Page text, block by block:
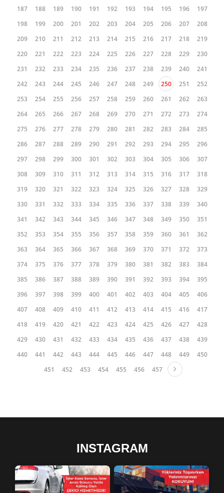
187
188 189 190 191 192 193 194 195 196
197
198
199 200 201 202 203 204 205 206 207
208
209
210 211 212 213 214 215 216 217 218
219
220
221 222 223 224 225 226 227 228 229
230
231
232 233 234 235 236 237 238 239 240
241
242
243 244 245 246 247 248 249 250 251
252
253
254 255 256 257 258 259 260 261 262
263
264
265 266 267 268 269 270 271 272 273
274
275
276 277 278 279 280 281 282 283 284
285
286
287 288 289 290 291 292 293 294 295
296
297
298 299 300 301 302 303 304 305 306
307
308
309 310 311 312 313 314 315 316 317
318
319
320 321 322 323 324 325 326 327 328
329
330
331 332 333 334 335 336 337 338 339
340
341
342 343 344 345 346 347 348 349 350
351
352
353 354 355 356 357 358 359 360 361
362
363
364 365 366 367 368 369 370 371 372
373
374
375 376 377 378 379 380 381 382 383
384
385
386 387 388 389 390 391 392 393 394
395
396
397 398 399 400 401 402 403 404 405
406
407
408 409 410 411 412 413 414 415 416
417
418
419 420 421 422 423 424 425 426 427
428
429
430 431 432 433 434 435 436 437 438
439
440
441 442 443 444 445 446 447 448 449
450
451
452 453 454 455 456 457
INSTAGRAM